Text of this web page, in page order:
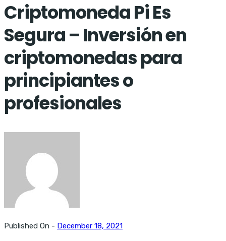
Criptomoneda Pi Es
Segura – Inversión en
criptomonedas para
principiantes o
profesionales
Published On - December 18, 2021